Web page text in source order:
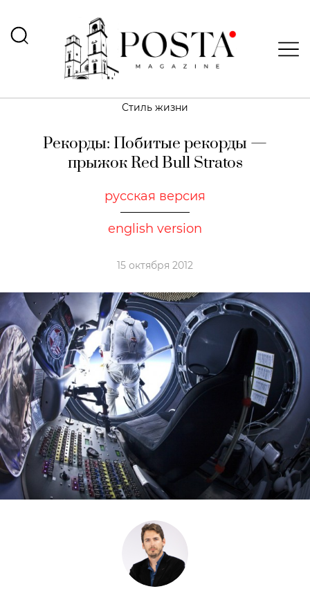
Стиль жизни
Рекорды: Побитые рекорды —
прыжок Red Bull Stratos
русская версия
english version
15 октября 2012